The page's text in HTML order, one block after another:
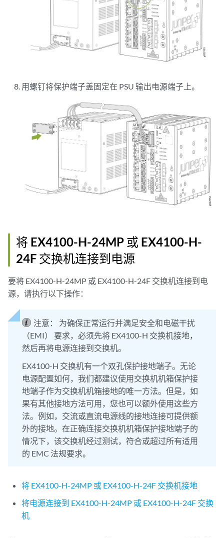
用螺钉将保护端子盖固定在 PSU 输出电源端子上。
将 EX4100-H-24MP 或 EX4100-H-
24F 交换机连接到电源
要将 EX4100-H-24MP 或 EX4100-H-24F 交换机连接到电
源，请执行以下操作：
注意：
为确保正常运行并满足安全和电磁干扰
（EMI） 要求，必须先将 EX4100-H 交换机接地，
然后再将电源连接到交换机。
EX4100-H 交换机有一个双孔保护接地端子。无论
电源配置如何，我们都建议使用交换机机箱保护接
地端子作为交换机机箱接地的唯一方法。但是，如
果有其他接地方法可用，您也可以额外使用这些方
法。例如，交流或直流电源线的接地连接可提供额
外的接地。在正确连接交换机机箱保护接地端子的
情况下，该交换机经过测试，符合或超过所有适用
的 EMC 法规要求。
将 EX4100-H-24MP 或 EX4100-H-24F 交换机接地
将电源连接到 EX4100-H-24MP 或 EX4100-H-24F 交换
机